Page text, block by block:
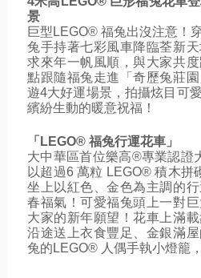
景
巨型LEGO® 福兔出沒注意！
兔手持著七彩風車降臨荃新
求來年一帆風順，與大家共
點跟隨福兔走進「奇歷兔莊
遊4大好運場景，拍攝炫目可
繽紛生動的暖意祝福！
「LEGO® 福兔行運花車」
大中華區首位樂高®專業認證
以超過6 萬粒 LEGO® 積木拼
坐上以紅色、金色為主調的
春福氣！可愛福兔頭上一對
大家的新年願望！花車上滿
沿途送上衣食豐足、金銀滿
兔的LEGO® 人偶手執小燈籠